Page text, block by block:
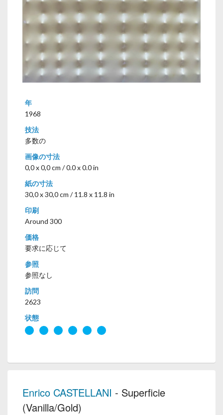
年
1968
技法
多数の
画像の寸法
0,0 x 0,0 cm / 0.0 x 0.0 in
紙の寸法
30,0 x 30,0 cm / 11.8 x 11.8 in
印刷
Around 300
価格
要求に応じて
参照
参照なし
訪問
2623
状態
Enrico CASTELLANI - Superficie
(Vanilla/Gold)